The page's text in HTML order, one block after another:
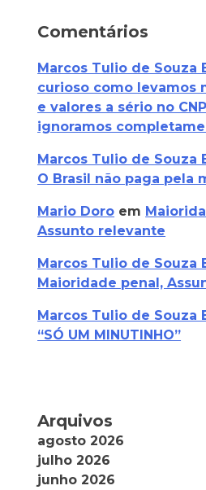
Comentários
Marcos Tulio de Souza
curioso como levamos
e valores a sério no
ignoramos
Marcos Tulio de Souza
O Brasil não paga pela
Mario Doro em
Assunto relevante
Marcos Tulio de Souza
Maioridade penal,
Marcos Tulio de Souza
“SÓ UM MINUTINHO”
Arquivos
agosto 2026
julho 2026
junho 2026